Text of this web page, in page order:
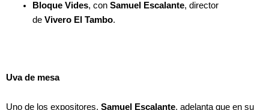
Bloque Vides, con Samuel Escalante, director
de ViveroEl Tambo.
Uva de mesa
Uno de los expositores, Samuel Escalante, adelanta que en su